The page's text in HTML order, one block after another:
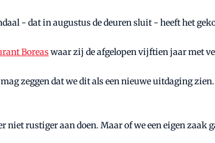
- dat in augustus de deuren sluit - heeft het
Boreaswaar zij de afgelopen vijftien jaar met
zeggen dat we dit als een nieuwe uitdaging
niet rustiger aan doen. Maar of we een eigen zaak